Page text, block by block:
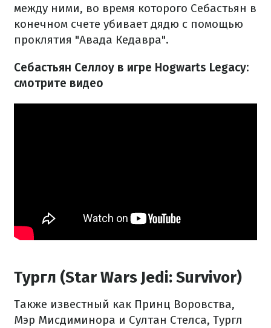
между ними, во время которого Себастьян в
конечном счете убивает дядю с помощью
проклятия "Авада Кедавра".
Себастьян Селлоу в игре Hogwarts Legacy:
смотрите видео
Тургл (Star Wars Jedi: Survivor)
Также известный как Принц Воровства,
Мэр Мисдиминора и Султан Стелса, Тургл